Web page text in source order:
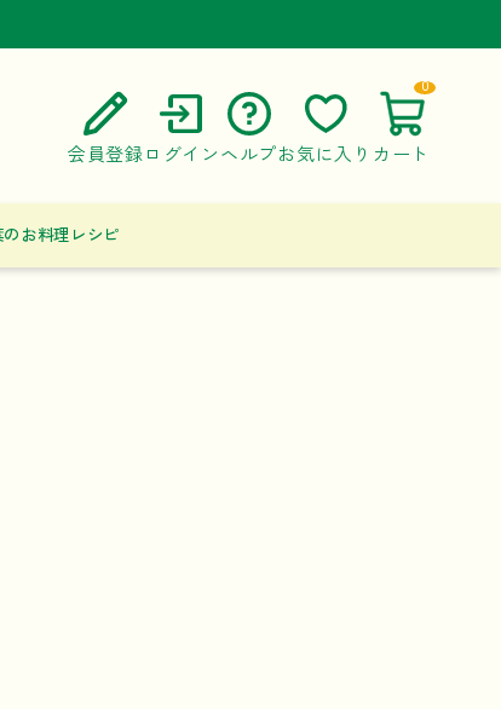
会員登録 ログイン ヘルプ
ご利用ガイド
お問い合わせ
お気に入り カート
0
のお料理レシピ